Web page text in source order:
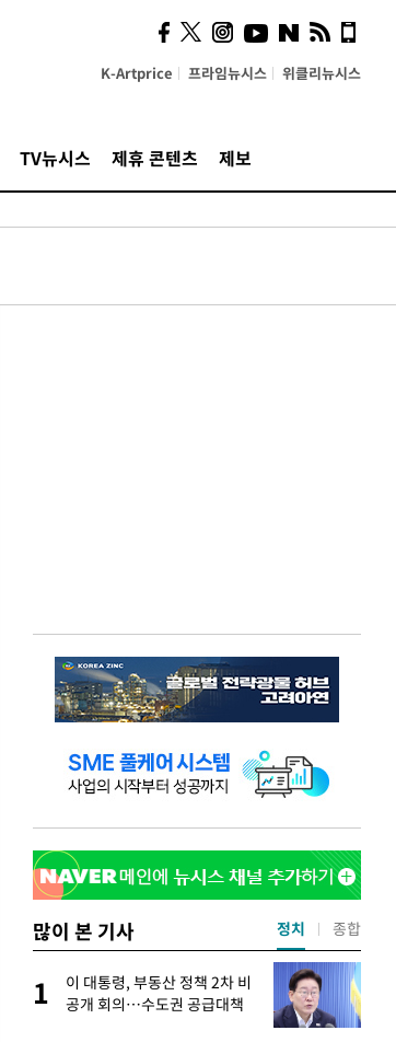
K-Artprice 프라임뉴시스 위클리뉴시스
TV뉴시스 제휴 콘텐츠 제보
많이 본 기사
1
이 대통령, 부동산 정책 2차 비
공개 회의…수도권 공급대책
정치 종합